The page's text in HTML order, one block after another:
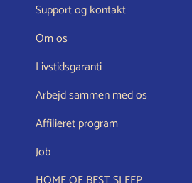
Support og kontakt
Om os
Livstidsgaranti
Arbejd sammen med os
Affilieret program
Job